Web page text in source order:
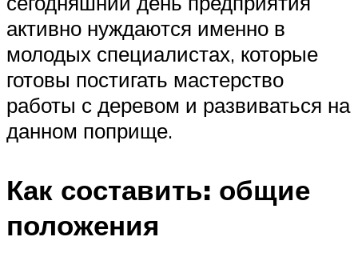
активно нуждаются именно в
молодых специалистах, которые
готовы постигать мастерство
работы с деревом и развиваться на
данном поприще.
Как составить: общие
положения